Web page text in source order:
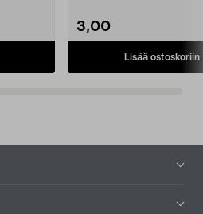
3,00
Lisää ostoskoriin